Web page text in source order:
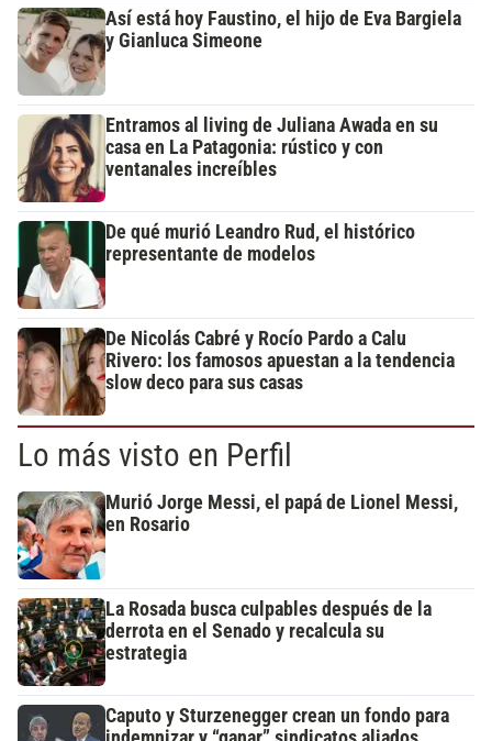
Así está hoy Faustino, el hijo de Eva Bargiela
y Gianluca Simeone
Entramos al living de Juliana Awada en su
casa en La Patagonia: rústico y con
ventanales increíbles
De qué murió Leandro Rud, el histórico
representante de modelos
De Nicolás Cabré y Rocío Pardo a Calu
Rivero: los famosos apuestan a la tendencia
slow deco para sus casas
Lo más visto en Perfil
Murió Jorge Messi, el papá de Lionel Messi,
en Rosario
La Rosada busca culpables después de la
derrota en el Senado y recalcula su
estrategia
Caputo y Sturzenegger crean un fondo para